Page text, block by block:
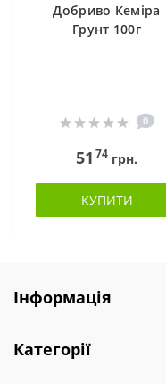
Добриво Кеміра
Грунт 100г
0
51 74 грн.
КУПИТИ
Інформація
Категорії